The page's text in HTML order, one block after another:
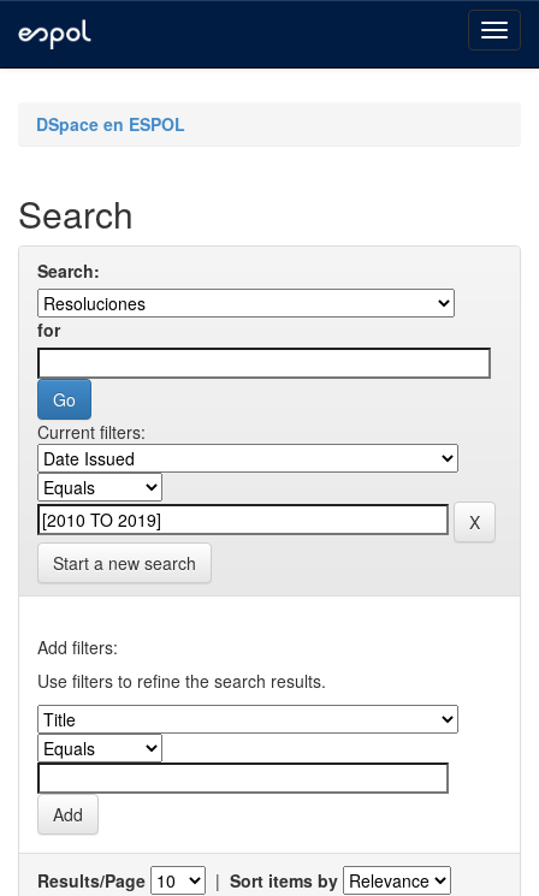
navigationDSpace en ESPOL
Search
Search:
for
Current filters:
Start a new search
Add filters:
Use filters to refine the search results.
Results/Page | Sort items by